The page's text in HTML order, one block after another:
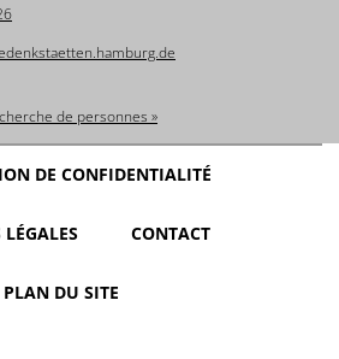
de personnes »
DE CONFIDENTIALITÉ
CONTACT
PLAN DU SITE